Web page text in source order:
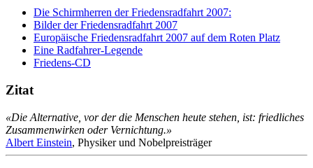
Die Schirmherren der Friedensradfahrt 2007:
Bilder der Friedensradfahrt 2007
Europäische Friedensradfahrt 2007 auf dem Roten Platz
Eine Radfahrer-Legende
Friedens-CD
Zitat
«Die Alternative, vor der die Menschen heute stehen, ist: friedliches
Zusammenwirken oder Vernichtung.»
Albert Einstein, Physiker und Nobelpreisträger